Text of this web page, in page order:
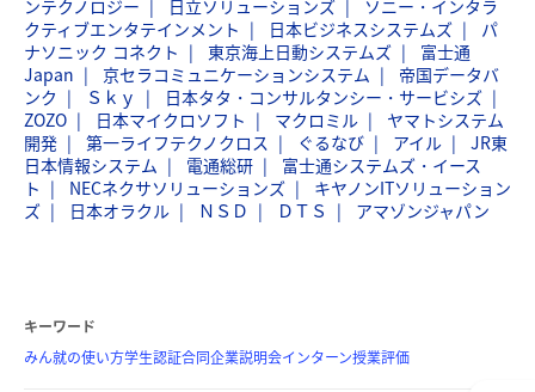
ンテクノロジー
日立ソリューションズ
ソニー・インタラ
クティブエンタテインメント
日本ビジネスシステムズ
パ
ナソニック コネクト
東京海上日動システムズ
富士通
Japan
京セラコミュニケーションシステム
帝国データバ
ンク
Ｓｋｙ
日本タタ・コンサルタンシー・サービシズ
ZOZO
日本マイクロソフト マクロミル
ヤマトシステム
開発
第一ライフテクノクロス ぐるなび アイル
JR東
日本情報システム
電通総研
富士通システムズ・イース
ト
NECネクサソリューションズ
キヤノンITソリューション
ズ
日本オラクル ＮＳＤ ＤＴＳ アマゾンジャパン
キーワード
みん就の使い方学生認証合同企業説明会インターン授業評価